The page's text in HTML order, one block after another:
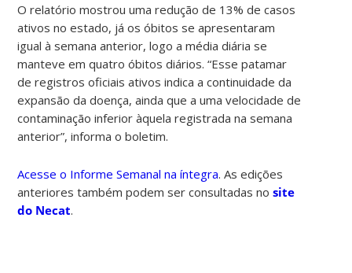
O relatório mostrou uma redução de 13% de casos
ativos no estado, já os óbitos se apresentaram
igual à semana anterior, logo a média diária se
manteve em quatro óbitos diários. “Esse patamar
de registros oficiais ativos indica a continuidade da
expansão da doença, ainda que a uma velocidade de
contaminação inferior àquela registrada na semana
anterior”, informa o boletim.
Acesse o Informe Semanal na íntegra. As edições
anteriores também podem ser consultadas nosite
do Necat.